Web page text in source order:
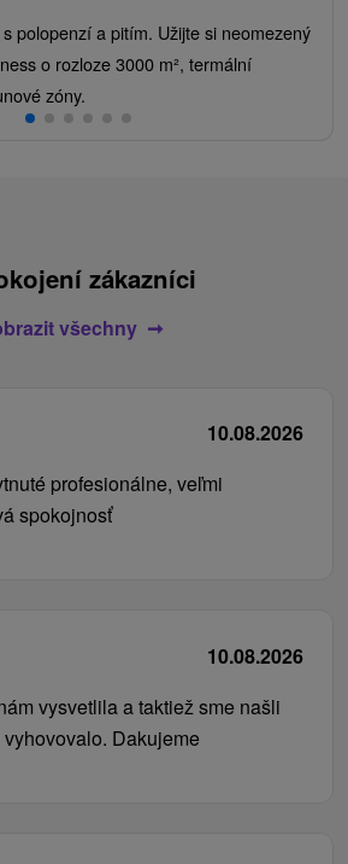
polopenzí a pitím. Užijte si neomezený
o rozloze 3000 m², termální
zóny.
zákazníci
všechny
10.08.2026
profesionálne, veľmi
spokojnosť
10.08.2026
vysvetlila a taktiež sme našli
Dakujeme